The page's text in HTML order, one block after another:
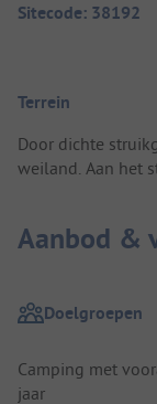
Sitecode: 38192
Terrein
Door dichte
weiland. Aan het
Aanbod &
Doelgroepen
Camping met
jaar